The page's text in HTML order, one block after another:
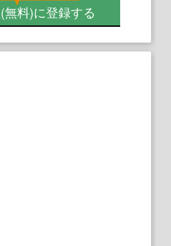
(無料)に登録する